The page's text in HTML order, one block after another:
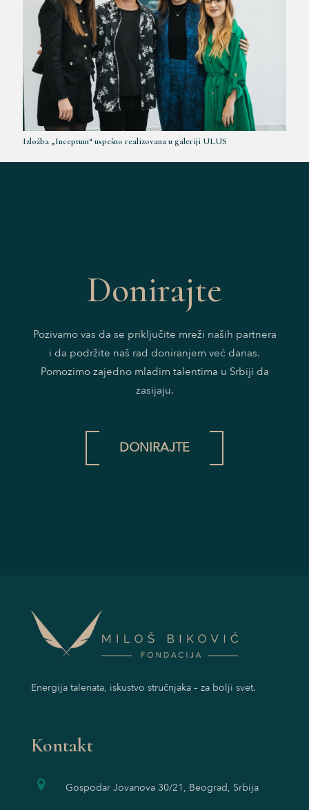
Izložba „Inceptum“ uspešno realizovana u galeriji ULUS
Donirajte
Pozivamo vas da se priključite mreži naših partnera
i da podržite naš rad doniranjem već danas.
Pomozimo zajedno mladim talentima u Srbiji da
zasijaju.
DONIRAJTE
Energija talenata, iskustvo stručnjaka – za bolji svet.
Kontakt
Gospodar Jovanova 30/21, Beograd, Srbija